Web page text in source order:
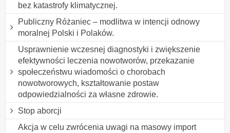
bez katastrofy klimatycznej.
Publiczny Różaniec – modlitwa w intencji odnowy
moralnej Polski i Polaków.
Usprawnienie wczesnej diagnostyki i zwiększenie
efektywności leczenia nowotworów, przekazanie
społeczeństwu wiadomości o chorobach
nowotworowych, kształtowanie postaw
odpowiedzialności za własne zdrowie.
Stop aborcji
Akcja w celu zwrócenia uwagi na masowy import